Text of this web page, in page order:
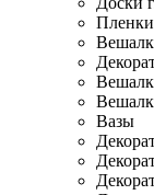
Вазы